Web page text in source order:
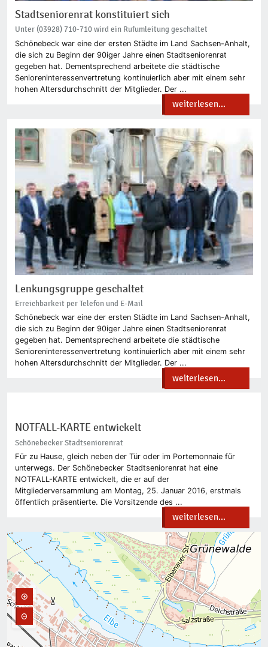
Stadtseniorenrat konstituiert sich
Unter (03928) 710-710 wird ein Rufumleitung geschaltet
Schönebeck war eine der ersten Städte im Land Sachsen-Anhalt,
die sich zu Beginn der 90iger Jahre einen Stadtseniorenrat
gegeben hat. Dementsprechend arbeitete die städtische
Senioreninteressenvertretung kontinuierlich aber mit einem sehr
hohen Altersdurchschnitt der Mitglieder. Der ...
weiterlesen...
Lenkungsgruppe geschaltet
Erreichbarkeit per Telefon und E-Mail
Schönebeck war eine der ersten Städte im Land Sachsen-Anhalt,
die sich zu Beginn der 90iger Jahre einen Stadtseniorenrat
gegeben hat. Dementsprechend arbeitete die städtische
Senioreninteressenvertretung kontinuierlich aber mit einem sehr
hohen Altersdurchschnitt der Mitglieder. Der ...
weiterlesen...
NOTFALL-KARTE entwickelt
Schönebecker Stadtseniorenrat
Für zu Hause, gleich neben der Tür oder im Portemonnaie für
unterwegs. Der Schönebecker Stadtseniorenrat hat eine
NOTFALL-KARTE entwickelt, die er auf der
Mitgliederversammlung am Montag, 25. Januar 2016, erstmals
öffentlich präsentierte. Die Vorsitzende des ...
weiterlesen...